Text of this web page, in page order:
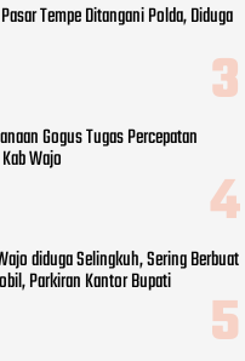
Tempe Ditangani Polda, Diduga
Gogus Tugas Percepatan
Wajo
diduga Selingkuh, Sering Berbuat
Parkiran Kantor Bupati